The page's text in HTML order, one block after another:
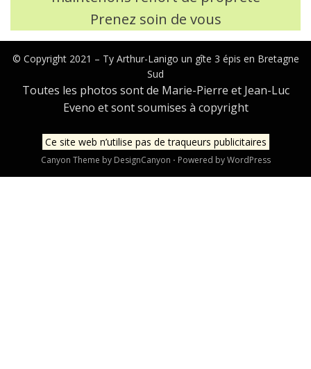
Prenez soin de vous
© Copyright 2021 – Ty Arthur-Lanigo un gîte 3 épis en Bretagne
Sud
Toutes les photos sont de Marie-Pierre et Jean-Luc
Eveno et sont soumises à copyright
Ce site web n’utilise pas de traqueurs publicitaires
Canyon Theme by DesignCanyon ⋅ Powered byWordPress